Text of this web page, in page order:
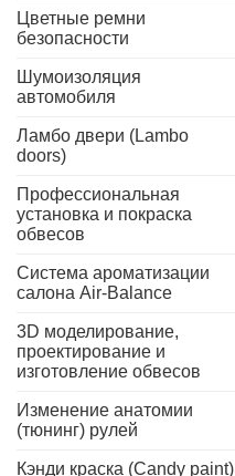
Цветные ремни
безопасности
Шумоизоляция
автомобиля
Ламбо двери (Lambo
doors)
Профессиональная
установка и покраска
обвесов
Система ароматизации
салона Air-Balance
3D моделирование,
проектирование и
изготовление обвесов
Изменение анатомии
(тюнинг) рулей
Кэнди краска (Candy paint)